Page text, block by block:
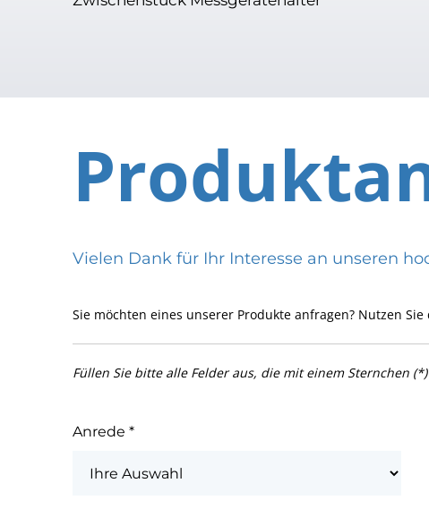
Vielen Dank für Ihr Interesse an unseren
Sie möchten eines unserer Produkte anfragen? Nutzen
Füllen Sie bitte alle Felder aus, die mit einem Sternchen
Anrede *